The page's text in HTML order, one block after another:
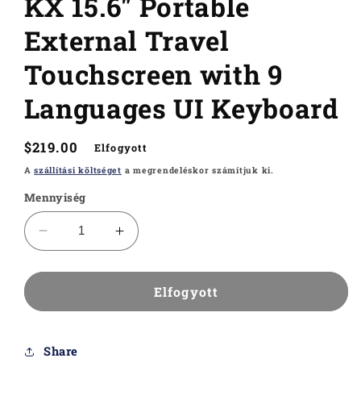
External Travel
Touchscreen with 9
Languages UI Keyboard
Normál
ár
$219.00 Elfogyott
Aszállítási költséget a megrendeléskor számítjuk ki.
Mennyiség
15.6&quot;
Portable
Travel
with
9
KX
15.6&quot;
Portable
External
Travel
Elfogyott
Share